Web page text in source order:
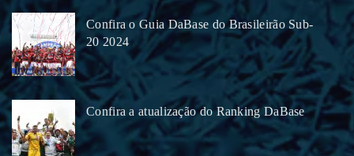
Confira o Guia DaBase do Brasileirão Sub-
20 2024
Confira a atualização do Ranking DaBase